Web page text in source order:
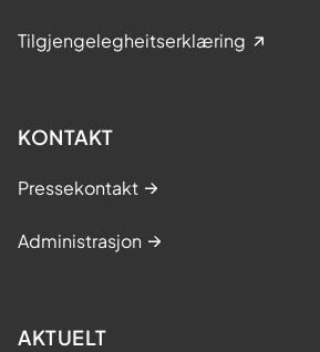
Tilgjengelegheitserklæring
KONTAKT
Pressekontakt
Administrasjon
AKTUELT